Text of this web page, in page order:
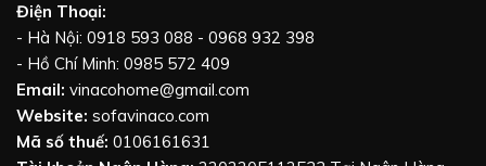
Điện Thoại:
- Hà Nội: 0918 593 088 - 0968 932 398
- Hồ Chí Minh: 0985 572 409
Email: vinacohome@gmail.com
Website: sofavinaco.com
Mã số thuế: 0106161631